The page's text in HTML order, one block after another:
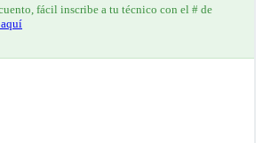
fácil inscribe a tu técnico con el # de